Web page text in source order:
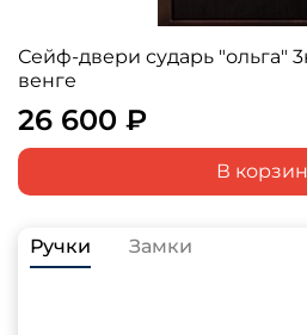
Сейф-двери сударь "ольга"
венге
26 600 ₽
В
Ручки Замки